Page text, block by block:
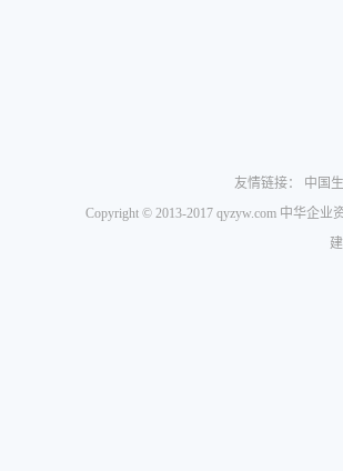
友情链接：
中国
Copyright © 2013-2017 qyzyw.com 中华企业